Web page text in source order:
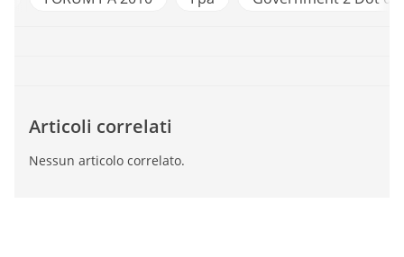
Articoli correlati
Nessun articolo correlato.